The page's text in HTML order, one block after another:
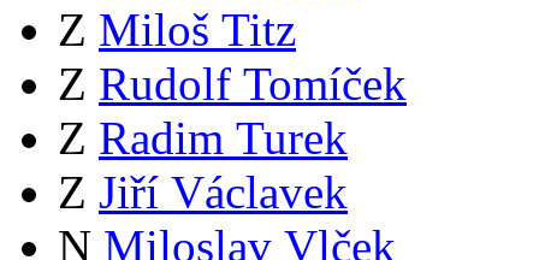
Z Miloš Titz
Z Rudolf Tomíček
Z Radim Turek
Z Jiří Václavek
N Miloslav Vlček